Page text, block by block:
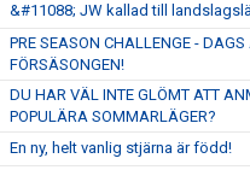
&#11088; JW kallad till
PRE SEASON CHALLENGE - DAGS
FÖRSÄSONGEN!
DU HAR VÄL INTE GLÖMT ATT
POPULÄRA SOMMARLÄGER?
En ny, helt vanlig stjärna är född!